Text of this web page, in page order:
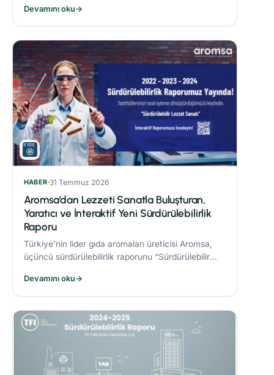
etkinlikleri, çevre bilincinin artırılmasına önemli
katkı sağladı.
Devamını oku→
HABER 31 Temmuz 2026
Aromsa’dan Lezzeti Sanatla Buluşturan,
Yaratıcı ve İnteraktif Yeni Sürdürülebilirlik
Raporu
Türkiye’nin lider gıda aromaları üreticisi Aromsa,
üçüncü sürdürülebilirlik raporunu “Sürdürülebilir
Devamını oku→